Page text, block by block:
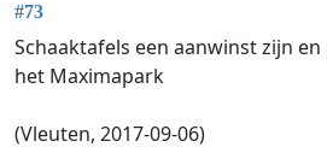
#73
Schaaktafels een aanwinst zijn
het Maximapark
(Vleuten, 2017-09-06)